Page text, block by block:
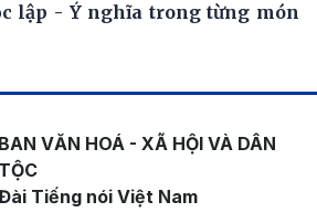
lập - Ý nghĩa trong từng món
BAN VĂN HOÁ - XÃ HỘI VÀ DÂN
TỘC
Tiếng nói Việt Nam